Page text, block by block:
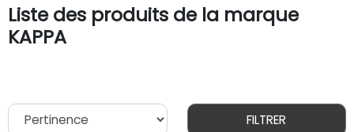
Liste des produits de la marque
KAPPA
FILTRER